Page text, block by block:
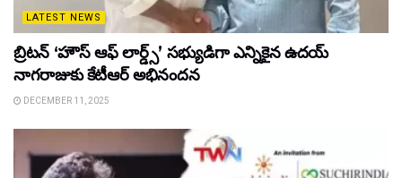
LATEST NEWS
బ్రిటన్ ‘హౌస్ ఆఫ్ లార్డ్స్’ సభ్యుడిగా ఎన్నికైన ఉదయ్
నాగరాజుకు కేటీఆర్ అభినందన
DECEMBER 11, 2025